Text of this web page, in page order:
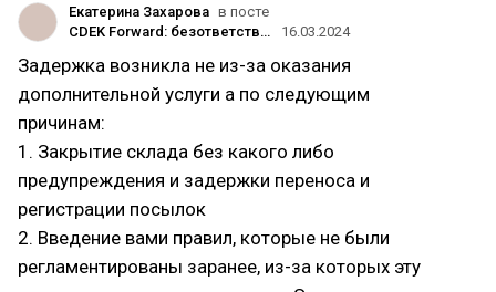
Екатерина Захарова в посте
CDEK Forward: безответственность и высасывание денег с клиентов
16.03.2024
Задержка возникла не из-за оказания
дополнительной услуги а по следующим
причинам:
1. Закрытие склада без какого либо
предупреждения и задержки переноса и
регистрации посылок
2. Введение вами правил, которые не были
регламентированы заранее, из-за которых эту